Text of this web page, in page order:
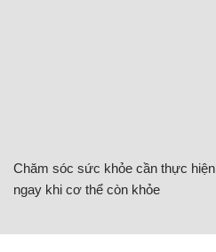
Chăm sóc sức khỏe cần thực hiện
ngay khi cơ thể còn khỏe